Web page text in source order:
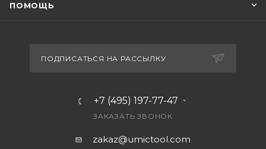
ПОМОЩЬ
ПОДПИСАТЬСЯ НА РАССЫЛКУ
+7 (495) 197-77-47
ЗАКАЗАТЬ ЗВОНОК
zakaz@umictool.com